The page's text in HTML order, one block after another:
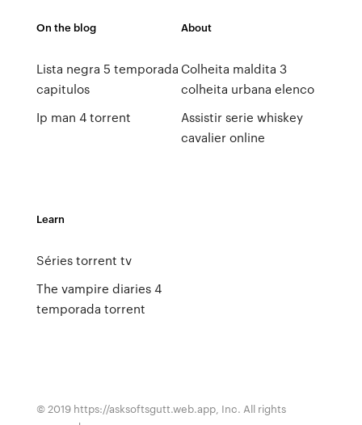
On the blog
Lista negra 5 temporada
capitulos
Ip man 4 torrent
About
Colheita maldita 3
colheita urbana elenco
Assistir serie whiskey
cavalier online
Learn
Séries torrent tv
The vampire diaries 4
temporada torrent
© 2019 https://asksoftsgutt.web.app, Inc. All rights